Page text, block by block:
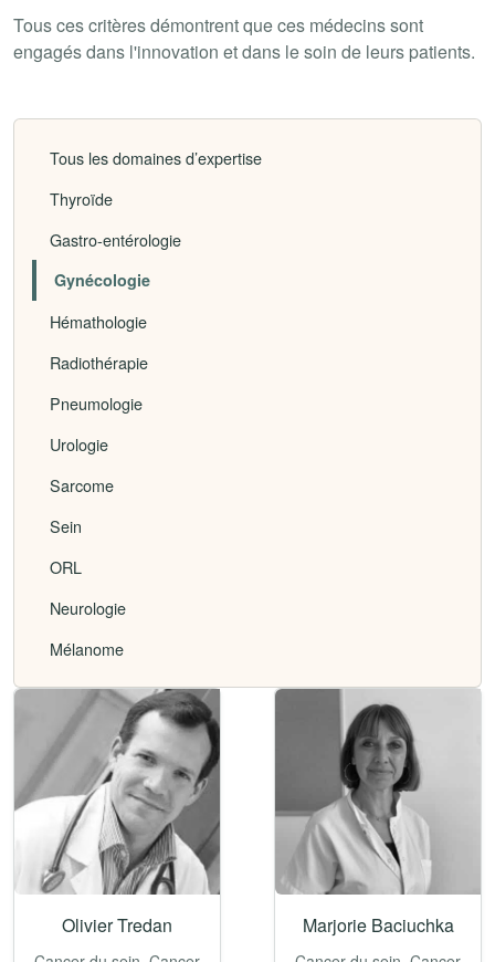
Tous ces critères démontrent que ces médecins sont
engagés dans l'innovation et dans le soin de leurs patients.
Tous les domaines d’expertise
Thyroïde
Gastro-entérologie
Gynécologie
Hémathologie
Radiothérapie
Pneumologie
Urologie
Sarcome
Sein
ORL
Neurologie
Mélanome
Olivier Tredan Marjorie Baciuchka